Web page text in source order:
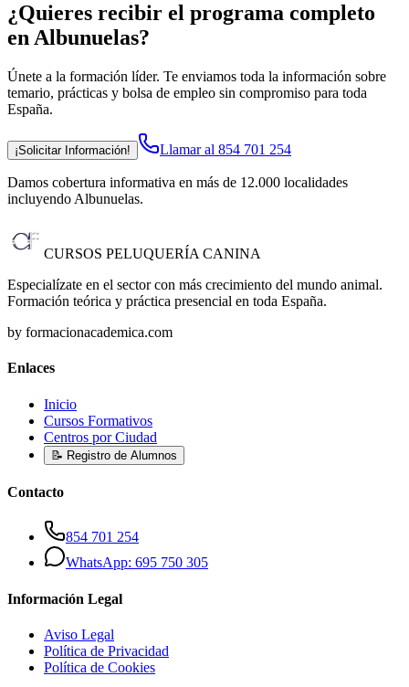
¿Quieres recibir el programa completo
en Albunuelas?
Únete a la formación líder. Te enviamos toda la información sobre
temario, prácticas y bolsa de empleo sin compromiso para toda
España.
¡Solicitar Información! Llamar al 854 701 254
Damos cobertura informativa en más de 12.000 localidades
incluyendo Albunuelas.
CURSOS PELUQUERÍA CANINA
Especialízate en el sector con más crecimiento del mundo animal.
Formación teórica y práctica presencial en toda España.
by formacionacademica.com
Enlaces
Inicio
Cursos Formativos
Centros por Ciudad
📝 Registro de Alumnos
Contacto
854 701 254
WhatsApp: 695 750 305
Información Legal
Aviso Legal
Política de Privacidad
Política de Cookies